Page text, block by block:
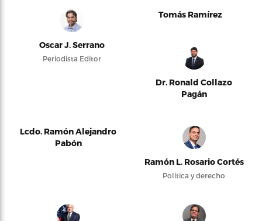
Oscar J. Serrano
Periodista Editor
Tomás Ramírez
Dr. Ronald Collazo
Pagán
Lcdo. Ramón Alejandro
Pabón
Ramón L. Rosario Cortés
Política y derecho